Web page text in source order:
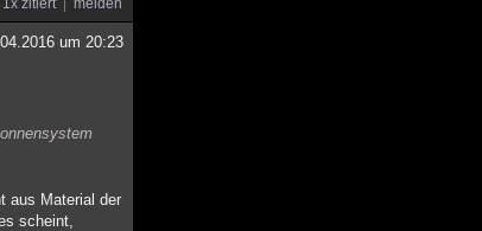
1x zitiert melden
um 20:23
aus Material der
scheint,